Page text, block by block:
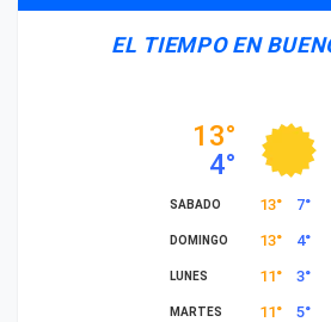
EL TIEMPO EN